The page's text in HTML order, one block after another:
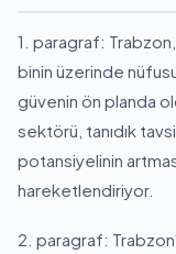
1. paragraf:
binin üzerinde
güvenin ön planda
sektörü, tanıdık
potansiyelinin
hareketlendiriyor.
2. paragraf: